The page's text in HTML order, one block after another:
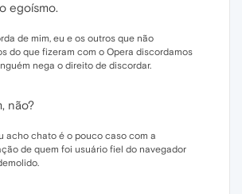
egoísmo.
de mim, eu e os outros que não
do que fizeram com o Opera discordamos
nega o direito de discordar.
não?
acho chato é o pouco caso com a
de quem foi usuário fiel do navegador